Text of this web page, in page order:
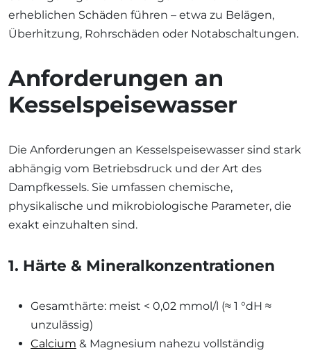
erheblichen Schäden führen – etwa zu Belägen,
Überhitzung, Rohrschäden oder Notabschaltungen.
Anforderungen an
Kesselspeisewasser
Die Anforderungen an Kesselspeisewasser sind stark
abhängig vom Betriebsdruck und der Art des
Dampfkessels. Sie umfassen chemische,
physikalische und mikrobiologische Parameter, die
exakt einzuhalten sind.
1. Härte & Mineralkonzentrationen
Gesamthärte: meist < 0,02 mmol/l (≈ 1 °dH ≈
unzulässig)
Calcium & Magnesium nahezu vollständig